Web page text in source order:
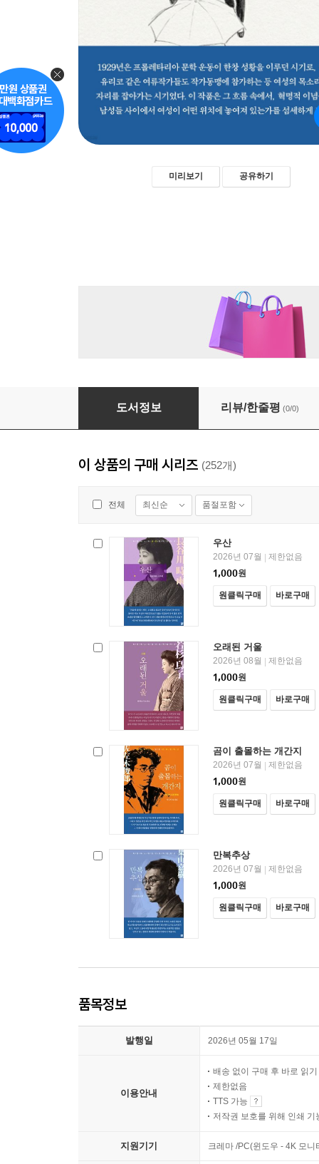
미리보기 공유하기
걸어가다
도서정보 리뷰/한줄평 (0/0)
이 상품의 구매 시리즈 (252개)
전체 최신순 품절포함
우산
2026년 07월
제한없음
1,000원
원클릭구매 바로구매
오래된 거울
2026년 08월
제한없음
1,000원
원클릭구매 바로구매
곰이 출몰하는 개간지
2026년 07월
제한없음
1,000원
원클릭구매 바로구매
만복추상
2026년 07월
제한없음
1,000원
원클릭구매 바로구매
품목정보
발행일 2026년 05월 17일
이용안내
배송 없이 구매 후 바로 읽기
제한없음
TTS 가능
저작권 보호를 위해 인쇄 기
지원기기 크레마 /PC(윈도우 - 4K 모